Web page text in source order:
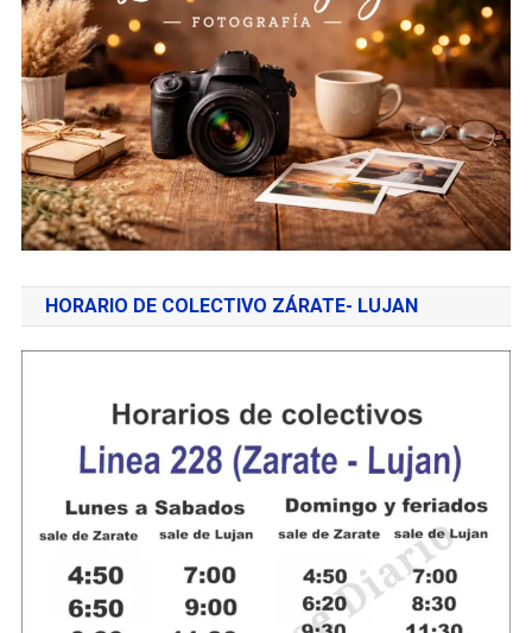
HORARIO DE COLECTIVO ZÁRATE- LUJAN